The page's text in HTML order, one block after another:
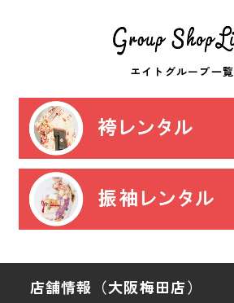
エイトグループ一覧
店舗情報（大阪梅田店）